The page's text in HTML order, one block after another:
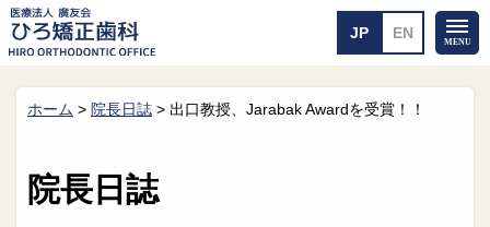
ホーム 矯正治療について
院長紹介
ホーム > 院長日誌 > 出口教授、Jarabak Awardを受賞！！
院長日誌